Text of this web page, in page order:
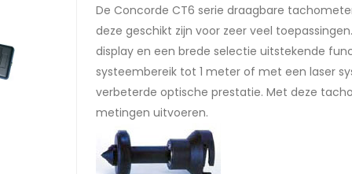
De Concorde CT6 serie draagbare
deze geschikt zijn voor zeer veel
display en een brede selectie uitstekende
systeembereik tot 1 meter of met een laser
verbeterde optische prestatie. Met deze
metingen uitvoeren.